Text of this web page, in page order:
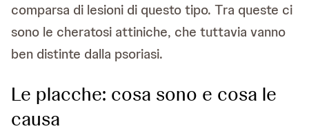
comparsa di lesioni di questo tipo. Tra queste ci
sono le cheratosi attiniche, che tuttavia vanno
ben distinte dalla psoriasi.
Le placche: cosa sono e cosa le
causa